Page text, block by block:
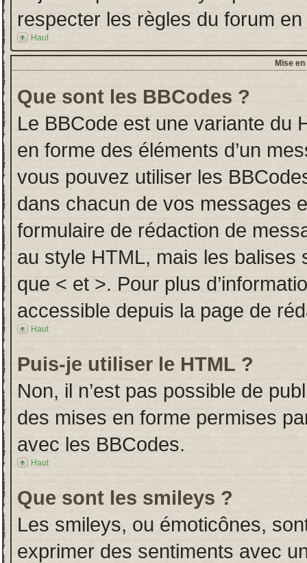
respecter les règles du forum
Haut
Mise
Que sont les BBCodes ?
Le BBCode est une variante du
en forme des éléments d’un
vous pouvez utiliser les
dans chacun de vos messages
formulaire de rédaction de
au style HTML, mais les
que < et >. Pour plus
accessible depuis la page de
Haut
Puis-je utiliser le HTML ?
Non, il n’est pas possible de
des mises en forme permises
avec les BBCodes.
Haut
Que sont les smileys ?
Les smileys, ou émoticônes,
exprimer des sentiments avec